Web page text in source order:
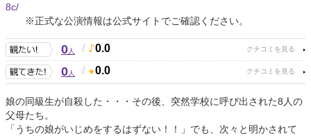
8c/
※正式な公演情報は公式サイトでご確認ください。
0人 / 0.0
0人 / 0.0
娘の同級生が自殺した・・・その後、突然学校に呼び出された8人の
父母たち。
「うちの娘がいじめをするはずない！！」でも、次々と明かされて